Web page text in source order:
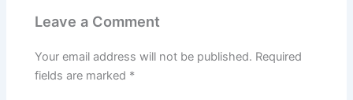
Leave a Comment
Your email address will not be published. Required
fields are marked *